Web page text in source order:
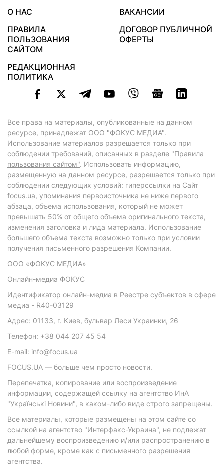
О НАС
ВАКАНСИИ
ПРАВИЛА
ПОЛЬЗОВАНИЯ
САЙТОМ
ДОГОВОР ПУБЛИЧНОЙ
ОФЕРТЫ
РЕДАКЦИОННАЯ
ПОЛИТИКА
Все права на материалы, опубликованные на данном
ресурсе, принадлежат ООО "ФОКУС МЕДИА".
Использование материалов разрешается только при
соблюдении требований, описанных в разделе "Правила
пользования сайтом". Использовать информацию,
размещенную на данном ресурсе, разрешается только при
соблюдении следующих условий: гиперссылки на Сайт
focus.ua, упоминания первоисточника не ниже первого
абзаца, объема использования, который не может
превышать 50% от общего объема оригинального текста,
изменения заголовка и лида материала. Использование
большего объема текста возможно только при условии
получения письменного разрешения Компании.
ООО «ФОКУС МЕДИА»
Онлайн-медиа ФОКУС
Идентификатор онлайн-медиа в Реестре субъектов в сфере
медиа - R40-03129
Адрес: 01133, г. Киев, бульвар Леси Украинки, 26
Телефон: +38 044 207 45 54
E-mail: info@focus.ua
FOCUS.UA — больше чем просто новости.
Перепечатка, копирование или воспроизведение
информации, содержащей ссылку на агентство ИнА
"Українські Новини", в каком-либо виде строго запрещены.
Все материалы, которые размещены на этом сайте со
ссылкой на агентство "Интерфакс-Украина", не подлежат
дальнейшему воспроизведению и/или распространению в
любой форме, кроме как с письменного разрешения
агентства.